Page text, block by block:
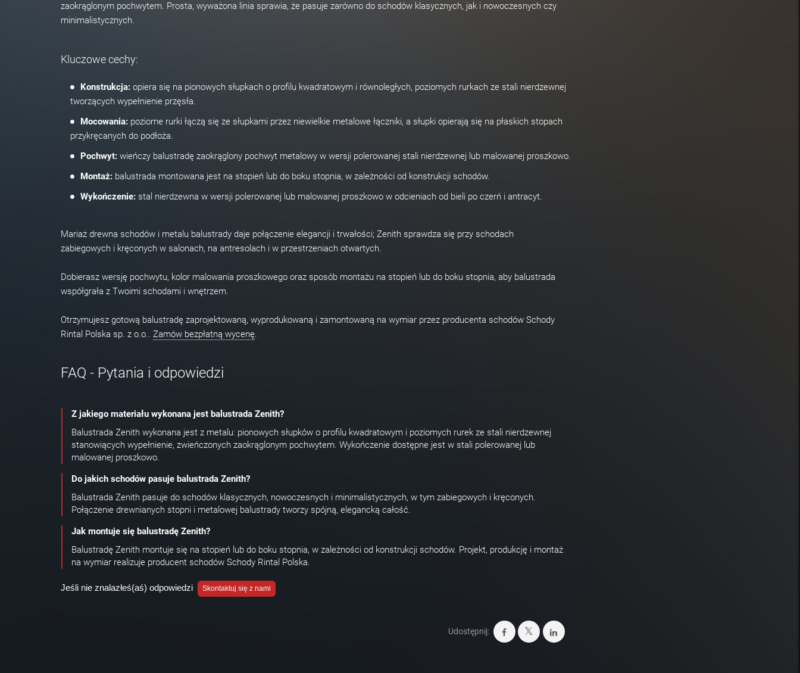
zaokrąglonym pochwytem. Prosta, wyważona linia sprawia, że pasuje zarówno do schodów klasycznych, jak i nowoczesnych czy
minimalistycznych.
Kluczowe cechy:
Konstrukcja: opiera się na pionowych słupkach o profilu kwadratowym i równoległych, poziomych rurkach ze stali nierdzewnej
tworzących wypełnienie przęsła.
Mocowania: poziome rurki łączą się ze słupkami przez niewielkie metalowe łączniki, a słupki opierają się na płaskich stopach
przykręcanych do podłoża.
Pochwyt: wieńczy balustradę zaokrąglony pochwyt metalowy w wersji polerowanej stali nierdzewnej lub malowanej proszkowo.
Montaż: balustrada montowana jest na stopień lub do boku stopnia, w zależności od konstrukcji schodów.
Wykończenie: stal nierdzewna w wersji polerowanej lub malowanej proszkowo w odcieniach od bieli po czerń i antracyt.
Mariaż drewna schodów i metalu balustrady daje połączenie elegancji i trwałości; Zenith sprawdza się przy schodach
zabiegowych i kręconych w salonach, na antresolach i w przestrzeniach otwartych.
Dobierasz wersję pochwytu, kolor malowania proszkowego oraz sposób montażu na stopień lub do boku stopnia, aby balustrada
współgrała z Twoimi schodami i wnętrzem.
Otrzymujesz gotową balustradę zaprojektowaną, wyprodukowaną i zamontowaną na wymiar przez producenta schodów Schody
Rintal Polska sp. z o.o.. Zamów bezpłatną wycenę.
FAQ - Pytania i odpowiedzi
Z jakiego materiału wykonana jest balustrada Zenith?
Balustrada Zenith wykonana jest z metalu: pionowych słupków o profilu kwadratowym i poziomych rurek ze stali nierdzewnej
stanowiących wypełnienie, zwieńczonych zaokrąglonym pochwytem. Wykończenie dostępne jest w stali polerowanej lub
malowanej proszkowo.
Do jakich schodów pasuje balustrada Zenith?
Balustrada Zenith pasuje do schodów klasycznych, nowoczesnych i minimalistycznych, w tym zabiegowych i kręconych.
Połączenie drewnianych stopni i metalowej balustrady tworzy spójną, elegancką całość.
Jak montuje się balustradę Zenith?
Balustradę Zenith montuje się na stopień lub do boku stopnia, w zależności od konstrukcji schodów. Projekt, produkcję i montaż
na wymiar realizuje producent schodów Schody Rintal Polska.
Jeśli nie znalazłeś(aś) odpowiedzi Skontaktuj się z nami
Udostępnij: